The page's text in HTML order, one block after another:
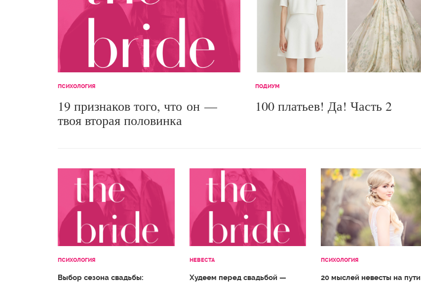
ПСИХОЛОГИЯ
19 признаков того, что он —
твоя вторая половинка
ПОДИУМ
100 платьев! Да! Часть 2
ПСИХОЛОГИЯ
Выбор сезона свадьбы:
НЕВЕСТА
Худеем перед свадьбой —
ПСИХОЛОГИЯ
20 мыслей невесты на пути